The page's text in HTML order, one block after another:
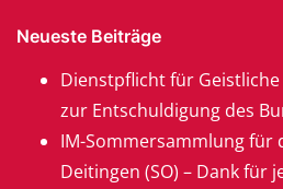
Neueste Beiträge
Dienstpflicht für Geistliche
zur Entschuldigung des
IM-Sommersammlung für
Deitingen (SO) – Dank für